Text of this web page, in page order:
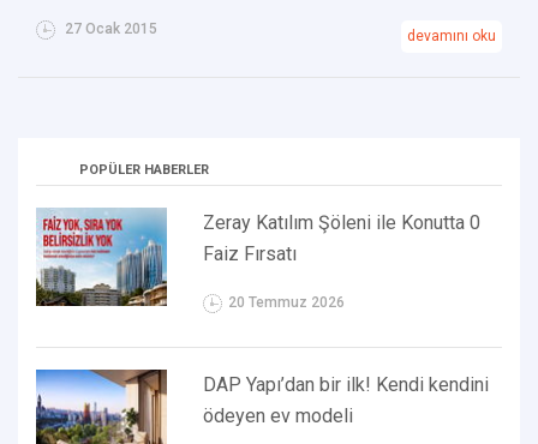
27 Ocak 2015 devamını oku
POPÜLER HABERLER
Zeray Katılım Şöleni ile Konutta 0
Faiz Fırsatı
20 Temmuz 2026
DAP Yapı’dan bir ilk! Kendi kendini
ödeyen ev modeli